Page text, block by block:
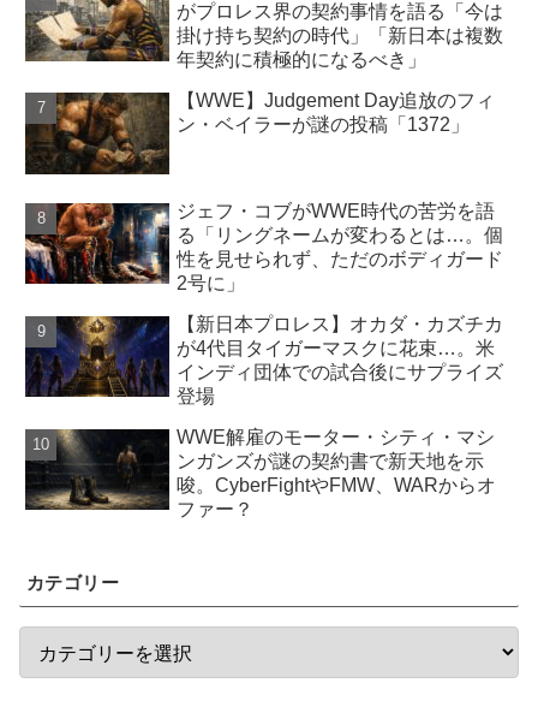
がプロレス界の契約事情を語る「今は
掛け持ち契約の時代」「新日本は複数
年契約に積極的になるべき」
【WWE】Judgement Day追放のフィ
ン・ベイラーが謎の投稿「1372」
ジェフ・コブがWWE時代の苦労を語
る「リングネームが変わるとは…。個
性を見せられず、ただのボディガード
2号に」
【新日本プロレス】オカダ・カズチカ
が4代目タイガーマスクに花束…。米
インディ団体での試合後にサプライズ
登場
WWE解雇のモーター・シティ・マシ
ンガンズが謎の契約書で新天地を示
唆。CyberFightやFMW、WARからオ
ファー？
カテゴリー